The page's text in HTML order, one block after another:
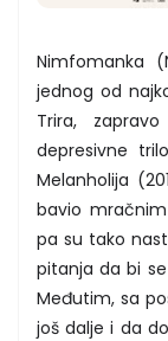
Nimfomanka
jednog od
Trira,
depresivne
Melanholija
bavio
pa su tako
pitanja da bi
Međutim, sa
još dalje i da